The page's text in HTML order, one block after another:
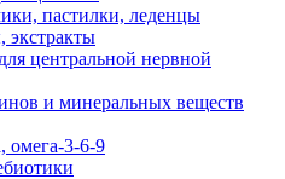
пастилки, леденцы
экстракты
центральной нервной
и минеральных веществ
омега-3-6-9